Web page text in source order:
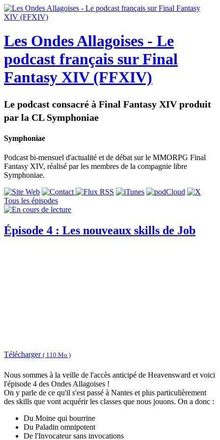
Les Ondes Allagoises - Le
podcast français sur Final
Fantasy XIV (FFXIV)
Le podcast consacré à Final Fantasy XIV produit
par la CL Symphoniae
Symphoniae
Podcast bi-mensuel d'actualité et de débat sur le MMORPG Final
Fantasy XIV, réalisé par les membres de la compagnie libre
Symphoniae.
Tous les épisodes
Épisode 4 : Les nouveaux skills de Job
Télécharger ( 110 Mo )
Nous sommes à la veille de l'accès anticipé de Heavensward et voici
l'épisode 4 des Ondes Allagoises !
On y parle de ce qu'il s'est passé à Nantes et plus particulièrement
des skills que vont acquérir les classes que nous jouons. On a donc :
Du Moine qui bourrine
Du Paladin omnipotent
De l'Invocateur sans invocations